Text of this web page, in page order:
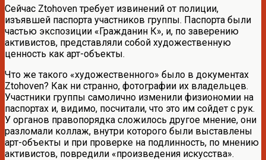
Сейчас Ztohoven требует извинений от полиции,
изъявшей паспорта участников группы. Паспорта были
частью экспозиции «Гражданин К», и, по заверению
активистов, представляли собой художественную
ценность как арт-объекты.
Что же такого «художественного» было в документах
Ztohoven? Как ни странно, фотографии их владельцев.
Участники группы самолично изменили физиономии на
паспортах и, видимо, посчитали, что это им сойдет с рук.
У органов правопорядка сложилось другое мнение, они
разломали коллаж, внутри которого были выставлены
арт-объекты и при проверке на подлинность, по мнению
активистов, повредили «произведения искусства».